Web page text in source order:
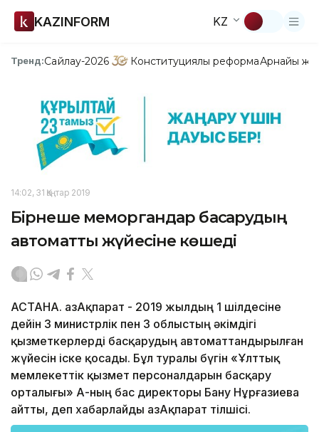
KAZINFORM KZ
Тренд:Сайлау-2026 Конституциялық реформаАрнайы
14:02, 31 Қаңтар 2019
Бірнеше меморгандар басқарудың
автоматты жүйесіне көшеді
АСТАНА. ҚазАқпарат - 2019 жылдың 1 шілдесіне
дейін 3 министрлік пен 3 облыстың әкімдігі
қызметкерлерді басқарудың автоматтандырылған
жүйесін іске қосады. Бұл туралы бүгін «Ұлттық
мемлекеттік қызмет персоналдарын басқару
орталығы» АҚ-ның бас директоры Бану Нұрғазиева
айтты, деп хабарлайды ҚазАқпарат тілшісі.